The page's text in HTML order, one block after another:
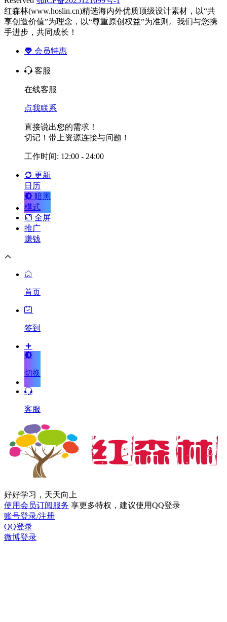
红森林(www.hoslin.cn)精选海内外优质顶级设计素材，以“共
享创造价值”为理念，以“尊重原创权益”为准则。我们与您携
手进步，共同成长！
会员特惠
客服
在线客服
点我联系
直接说出您的需求！
切记！带上资源连接与问题！
工作时间: 12:00 - 24:00
更新
日历
暗黑
模式
全屏
推广
赚钱
首页
签到
切换
客服
好好学习，天天向上
使用会员订阅服务 享更多特权，建议使用QQ登录
账号登录/注册
QQ登录
微博登录